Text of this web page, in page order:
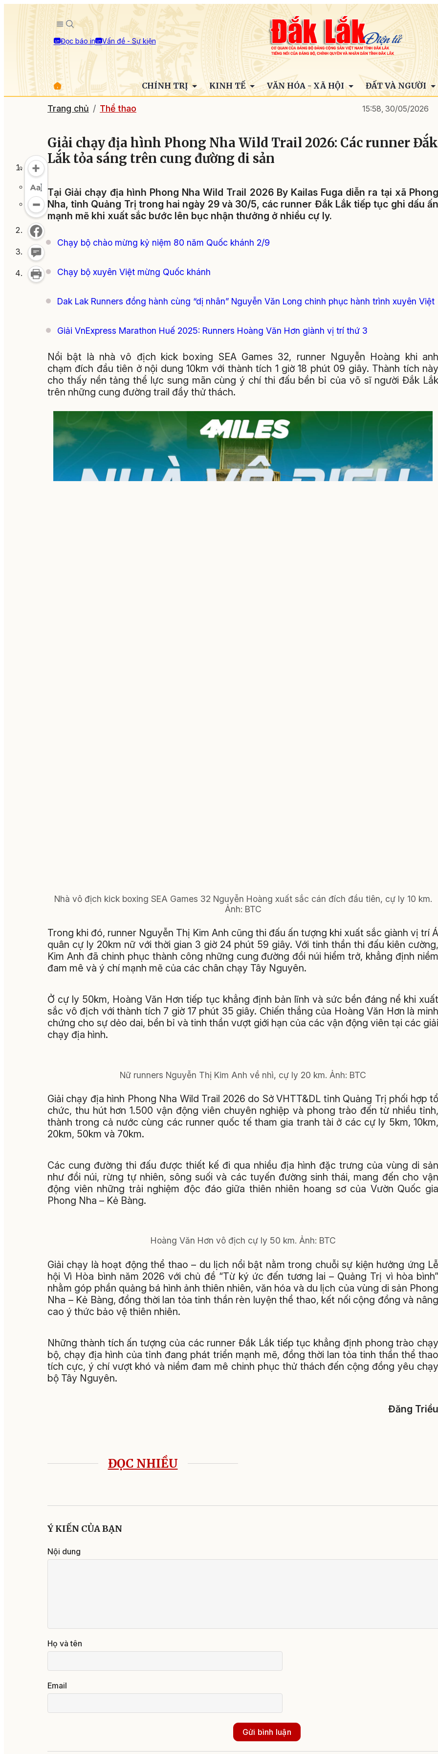
Đọc báo in Vấn đề - Sự kiện
CHÍNH TRỊ KINH TẾ VĂN HÓA - XÃ HỘI ĐẤT VÀ NGƯỜI
Trang chủ Thể thao 15:58, 30/05/2026
Giải chạy địa hình Phong Nha Wild Trail 2026: Các runner Đắk
Lắk tỏa sáng trên cung đường di sản
Tại Giải chạy địa hình Phong Nha Wild Trail 2026 By Kailas Fuga diễn ra tại xã Phong
Nha, tỉnh Quảng Trị trong hai ngày 29 và 30/5, các runner Đắk Lắk tiếp tục ghi dấu ấn
mạnh mẽ khi xuất sắc bước lên bục nhận thưởng ở nhiều cự ly.
Chạy bộ chào mừng kỷ niệm 80 năm Quốc khánh 2/9
Chạy bộ xuyên Việt mừng Quốc khánh
Dak Lak Runners đồng hành cùng “dị nhân” Nguyễn Văn Long chinh phục hành trình xuyên Việt
Giải VnExpress Marathon Huế 2025: Runners Hoàng Văn Hơn giành vị trí thứ 3
Nổi bật là nhà vô địch kick boxing SEA Games 32, runner Nguyễn Hoàng khi anh
chạm đích đầu tiên ở nội dung 10km với thành tích 1 giờ 18 phút 09 giây. Thành tích này
cho thấy nền tảng thể lực sung mãn cùng ý chí thi đấu bền bỉ của võ sĩ người Đắk Lắk
trên những cung đường trail đầy thử thách.
Nhà vô địch kick boxing SEA Games 32 Nguyễn Hoàng xuất sắc cán đích đầu tiên, cự ly 10 km.
Ảnh: BTC
Trong khi đó, runner Nguyễn Thị Kim Anh cũng thi đấu ấn tượng khi xuất sắc giành vị trí Á
quân cự ly 20km nữ với thời gian 3 giờ 24 phút 59 giây. Với tinh thần thi đấu kiên cường,
Kim Anh đã chinh phục thành công những cung đường đồi núi hiểm trở, khẳng định niềm
đam mê và ý chí mạnh mẽ của các chân chạy Tây Nguyên.
Ở cự ly 50km, Hoàng Văn Hơn tiếp tục khẳng định bản lĩnh và sức bền đáng nể khi xuất
sắc vô địch với thành tích 7 giờ 17 phút 35 giây. Chiến thắng của Hoàng Văn Hơn là minh
chứng cho sự dẻo dai, bền bỉ và tinh thần vượt giới hạn của các vận động viên tại các giải
chạy địa hình.
Nữ runners Nguyễn Thị Kim Anh về nhì, cự ly 20 km. Ảnh: BTC
Giải chạy địa hình Phong Nha Wild Trail 2026 do Sở VHTT&DL tỉnh Quảng Trị phối hợp tổ
chức, thu hút hơn 1.500 vận động viên chuyên nghiệp và phong trào đến từ nhiều tỉnh,
thành trong cả nước cùng các runner quốc tế tham gia tranh tài ở các cự ly 5km, 10km,
20km, 50km và 70km.
Các cung đường thi đấu được thiết kế đi qua nhiều địa hình đặc trưng của vùng di sản
như đồi núi, rừng tự nhiên, sông suối và các tuyến đường sinh thái, mang đến cho vận
động viên những trải nghiệm độc đáo giữa thiên nhiên hoang sơ của Vườn Quốc gia
Phong Nha – Kẻ Bàng.
Hoàng Văn Hơn vô địch cự ly 50 km. Ảnh: BTC
Giải chạy là hoạt động thể thao – du lịch nổi bật nằm trong chuỗi sự kiện hưởng ứng Lễ
hội Vì Hòa bình năm 2026 với chủ đề “Từ ký ức đến tương lai – Quảng Trị vì hòa bình”
nhằm góp phần quảng bá hình ảnh thiên nhiên, văn hóa và du lịch của vùng di sản Phong
Nha – Kẻ Bàng, đồng thời lan tỏa tinh thần rèn luyện thể thao, kết nối cộng đồng và nâng
cao ý thức bảo vệ thiên nhiên.
Những thành tích ấn tượng của các runner Đắk Lắk tiếp tục khẳng định phong trào chạy
bộ, chạy địa hình của tỉnh đang phát triển mạnh mẽ, đồng thời lan tỏa tinh thần thể thao
tích cực, ý chí vượt khó và niềm đam mê chinh phục thử thách đến cộng đồng yêu chạy
bộ Tây Nguyên.
Đăng Triều
ĐỌC NHIỀU
Ý KIẾN CỦA BẠN
Nội dung
Họ và tên
Email
Gửi bình luận